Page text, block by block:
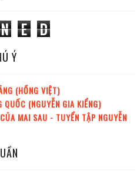
N E D
Ý
(HỒNG VIỆT)
(NGUYỄN GIA KIỂNG)
MAI SAU - TUYỂN TẬP NGUYỄN